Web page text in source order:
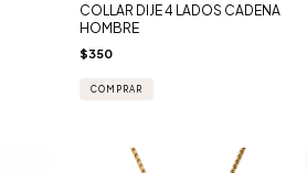
COLLAR DIJE 4 LADOS CADENA
HOMBRE
$350